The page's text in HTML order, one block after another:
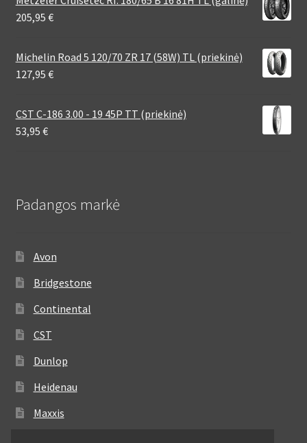
205,95 €
Michelin Road 5 120/70 ZR 17 (58W) TL (priekinė)
127,95 €
CST C-186 3.00 - 19 45P TT (priekinė)
53,95 €
Padangos markė
Avon
Bridgestone
Continental
CST
Dunlop
Heidenau
Maxxis